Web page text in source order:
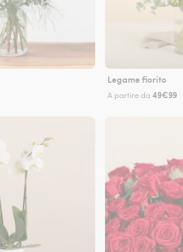
Legame fiorito
A partire da 49€99